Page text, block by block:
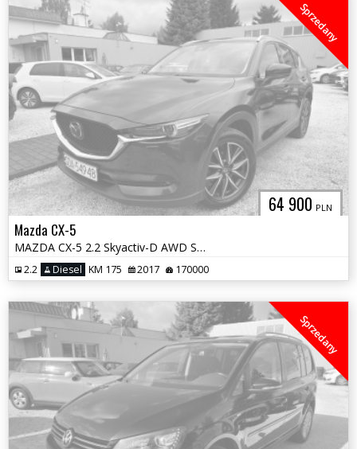
64 900 PLN
Sprzedany
Mazda CX-5
MAZDA CX-5 2.2 Skyactiv-D AWD Salon Polska
2.2 Diesel KM 175 2017 170000
Sprzedany